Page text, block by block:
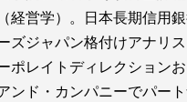
経営学）。日本長期信用
ズジャパン格付けアナリ
ポレイトディレクション
ンド・カンパニーでパー